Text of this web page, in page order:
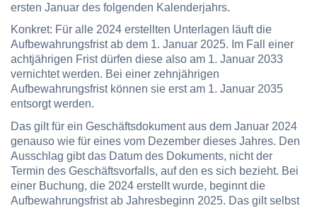
ersten Januar des folgenden Kalenderjahrs.
Konkret: Für alle 2024 erstellten Unterlagen läuft die
Aufbewahrungsfrist ab dem 1. Januar 2025. Im Fall einer
achtjährigen Frist dürfen diese also am 1. Januar 2033
vernichtet werden. Bei einer zehnjährigen
Aufbewahrungsfrist können sie erst am 1. Januar 2035
entsorgt werden.
Das gilt für ein Geschäftsdokument aus dem Januar 2024
genauso wie für eines vom Dezember dieses Jahres. Den
Ausschlag gibt das Datum des Dokuments, nicht der
Termin des Geschäftsvorfalls, auf den es sich bezieht. Bei
einer Buchung, die 2024 erstellt wurde, beginnt die
Aufbewahrungsfrist ab Jahresbeginn 2025. Das gilt selbst